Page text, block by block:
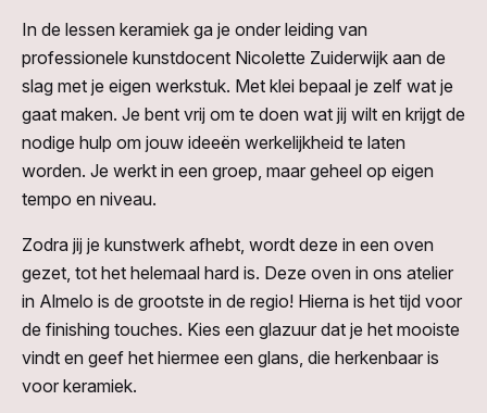
In de lessen keramiek ga je onder leiding van
professionele kunstdocent Nicolette Zuiderwijk aan de
slag met je eigen werkstuk. Met klei bepaal je zelf wat je
gaat maken. Je bent vrij om te doen wat jij wilt en krijgt de
nodige hulp om jouw ideeën werkelijkheid te laten
worden. Je werkt in een groep, maar geheel op eigen
tempo en niveau.
Zodra jij je kunstwerk afhebt, wordt deze in een oven
gezet, tot het helemaal hard is. Deze oven in ons atelier
in Almelo is de grootste in de regio! Hierna is het tijd voor
de finishing touches. Kies een glazuur dat je het mooiste
vindt en geef het hiermee een glans, die herkenbaar is
voor keramiek.